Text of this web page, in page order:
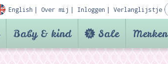
English Over mij Inloggen Verlanglijstje
Baby & kind Sale Merken